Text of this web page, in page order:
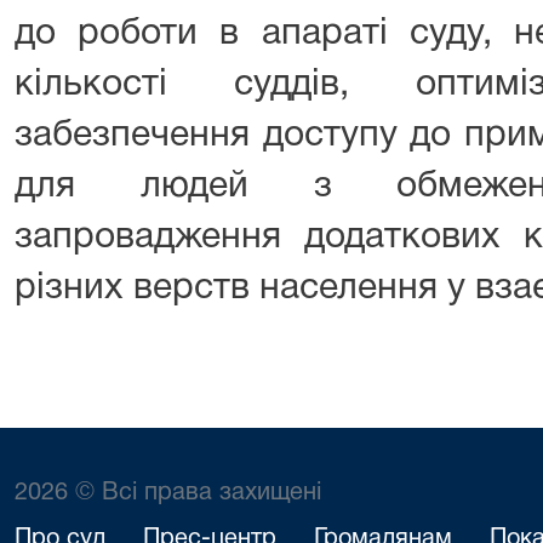
до роботи в апараті суду,
кількості суддів,
забезпечення доступу до
для людей з
запровадження додаткових
різних верств населення у
2026 © Всі права захищені